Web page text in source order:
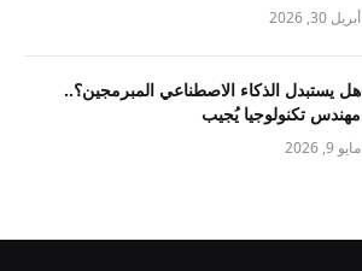
أبريل 30, 2026
هل يستبدل الذكاء الاصطناعي المبرمجين؟..
مهندس تكنولوجيا يُجيب
مايو 9, 2026